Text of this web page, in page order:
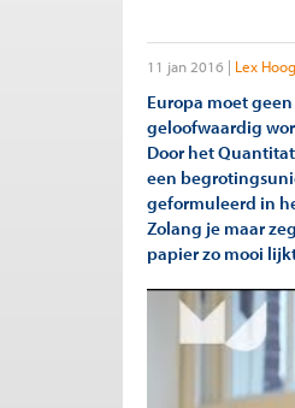
11 jan 2016 Lex
Europa moet
geloofwaardig
Door het
een
geformuleerd in
Zolang je maar
papier zo mooi